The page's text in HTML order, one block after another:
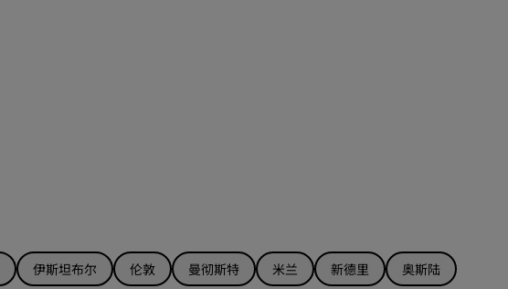
伊斯坦布尔 伦敦 曼彻斯特 米兰 新德里
奥斯陆